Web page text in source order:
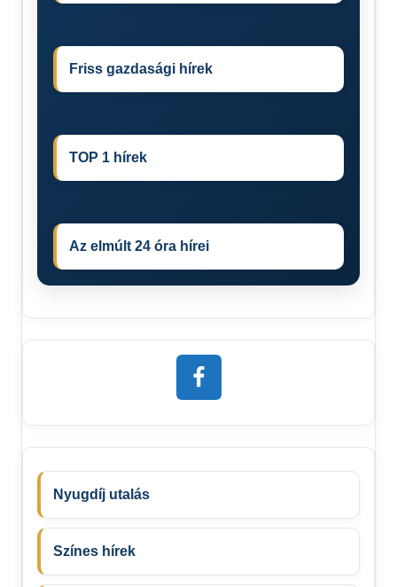
Friss gazdasági hírek
TOP 1 hírek
Az elmúlt 24 óra hírei
Nyugdíj utalás
Színes hírek